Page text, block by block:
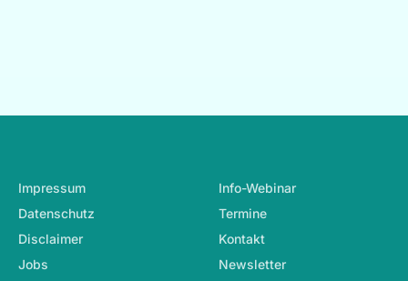
Footer-Navigation
Impressum
Datenschutz
Disclaimer
Jobs
Info-Webinar
Termine
Kontakt
Newsletter